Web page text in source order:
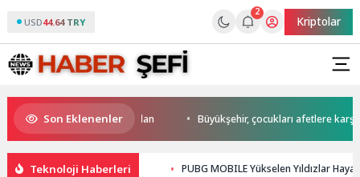
USD44.64 TRY
2
Kriptolar
Son Eklenenler
start Başkan Büyükakın’dan Büyükşehir, çocukları afetlere karşı
Teknoloji Haberleri PUBG MOBILE Yükselen Yıldızlar